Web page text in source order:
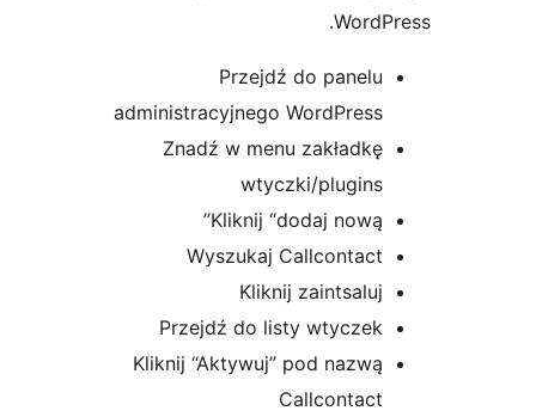
Przejdź do panelu
administracyjnego WordPress
Znadź w menu zakładkę
Kliknij “dodaj nową”
Wyszukaj Callcontact
Kliknij zaintsaluj
Przejdź do listy wtyczek
Kliknij “Aktywuj” pod nazwą